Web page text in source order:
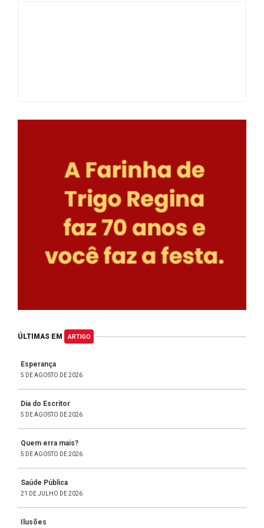
ÚLTIMAS EM ARTIGO
Esperança
5 DE AGOSTO DE 2026
Dia do Escritor
5 DE AGOSTO DE 2026
Quem erra mais?
5 DE AGOSTO DE 2026
Saúde Pública
21 DE JULHO DE 2026
Ilusões